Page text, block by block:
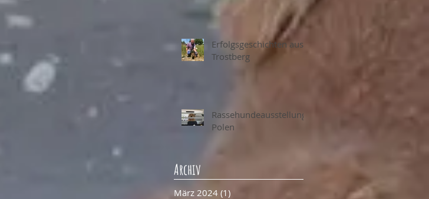
Erfolgsgeschichten aus
Trostberg
Rassehundeausstellung
Polen
Archiv
März 2024 (1)